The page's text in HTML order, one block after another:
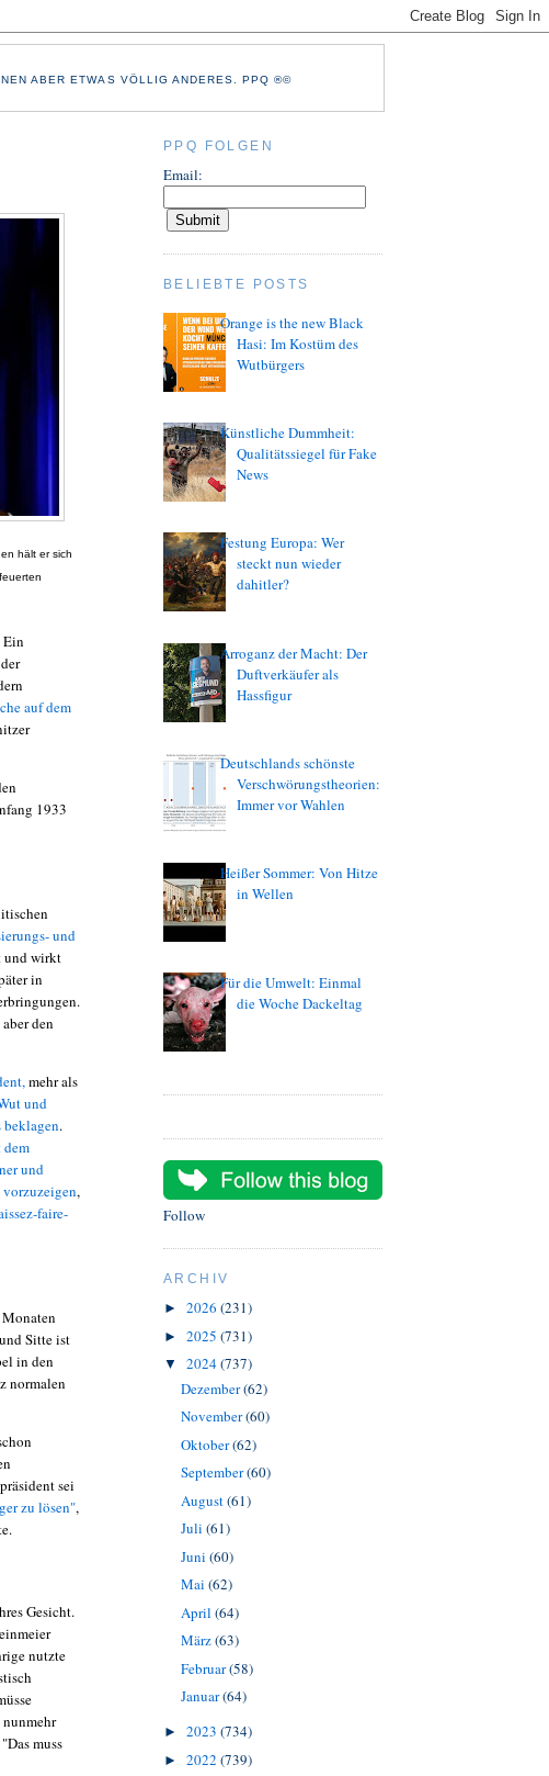
ABER ETWAS VÖLLIG ANDERES. PPQ ®©
hält er sich
Ein
auf dem
1933
und
und wirkt
in
den
mehr als
und
beklagen.
und
vorzuzeigen,
faire-
Monaten
Sitte ist
in den
normalen
sei
zu lösen",
Gesicht.
nutzte
nunmehr
muss
PPQ FOLGEN
Email:
BELIEBTE POSTS
Orange is the new Black
Hasi: Im Kostüm des
Wutbürgers
Künstliche Dummheit:
Qualitätssiegel für Fake
News
Festung Europa: Wer
steckt nun wieder
dahitler?
Arroganz der Macht: Der
Duftverkäufer als
Hassfigur
Deutschlands schönste
Verschwörungstheorien:
Immer vor Wahlen
Heißer Sommer: Von Hitze
in Wellen
Für die Umwelt: Einmal
die Woche Dackeltag
Follow
ARCHIV
► 2026 (231)
► 2025 (731)
▼ 2024(737)
Dezember(62)
November(60)
Oktober(62)
September(60)
August(61)
Juli (61)
Juni (60)
Mai (62)
April (64)
März(63)
Februar(58)
Januar(64)
► 2023 (734)
► 2022 (739)